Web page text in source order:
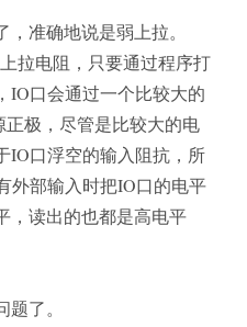
准确地说是弱上拉。
拉电阻，只要通过程序打
IO口会通过一个比较大的
极，尽管是比较大的电
IO口浮空的输入阻抗，所
外部输入时把IO口的电平
，读出的也都是高电平
了。